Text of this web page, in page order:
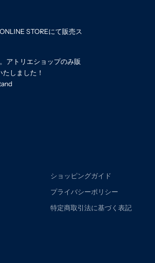
STOREにて販売ス
アトリエショップのみ販
しました！
ショッピングガイド
プライバシーポリシー
特定商取引法に基づく表記